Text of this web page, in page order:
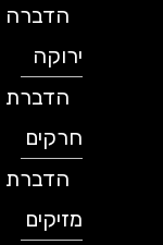
הדברה
ירוקה
הדברת
חרקים
הדברת
מזיקים